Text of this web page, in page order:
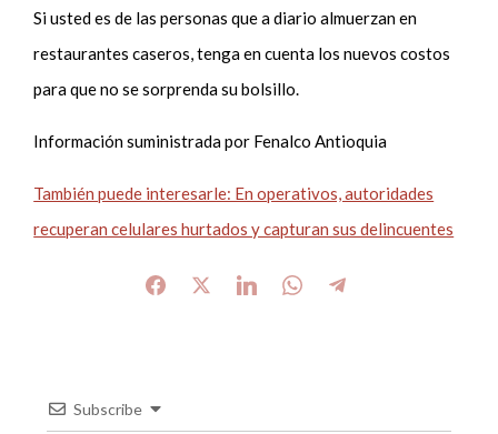
Si usted es de las personas que a diario almuerzan en
restaurantes caseros, tenga en cuenta los nuevos costos
para que no se sorprenda su bolsillo.
Información suministrada por Fenalco Antioquia
También puede interesarle: En operativos, autoridades
recuperan celulares hurtados y capturan sus delincuentes
Subscribe